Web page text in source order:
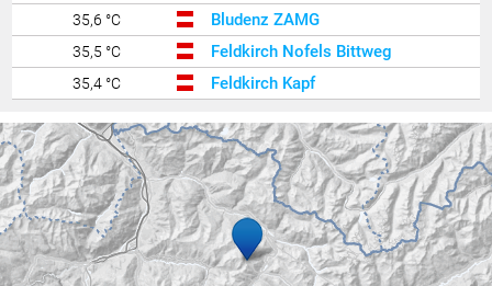
35,6 °C Bludenz ZAMG
35,5 °C Feldkirch Nofels Bittweg
35,4 °C Feldkirch Kapf
35,4 °C Rüti
35,3 °C Riedt bei Erlen
35,3 °C Bassersdorf
35,3 °C Seewis Schmitten
35,3 °C Buchs / Aarau